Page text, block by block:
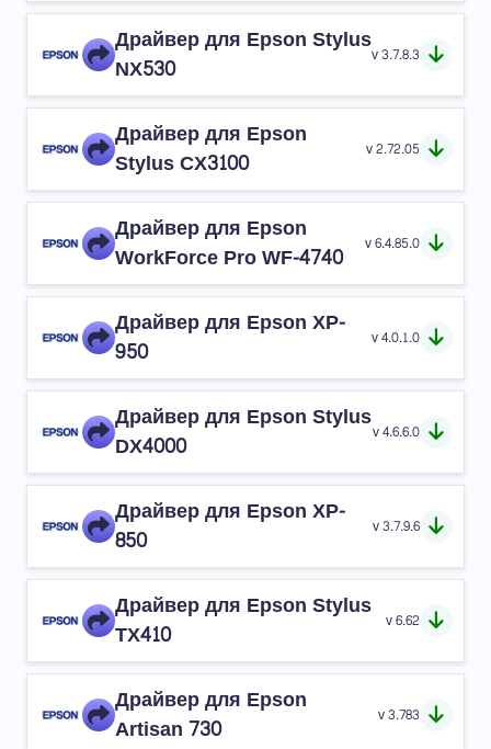
Драйвер для Epson Stylus
NX530
v 3.7.8.3
Драйвер для Epson
Stylus CX3100
v 2.72.05
Драйвер для Epson
WorkForce Pro WF-4740
v 6.4.85.0
Драйвер для Epson XP-
950
v 4.0.1.0
Драйвер для Epson Stylus
DX4000
v 4.6.6.0
Драйвер для Epson XP-
850
v 3.7.9.6
Драйвер для Epson Stylus
TX410
v 6.62
Драйвер для Epson
Artisan 730
v 3.783